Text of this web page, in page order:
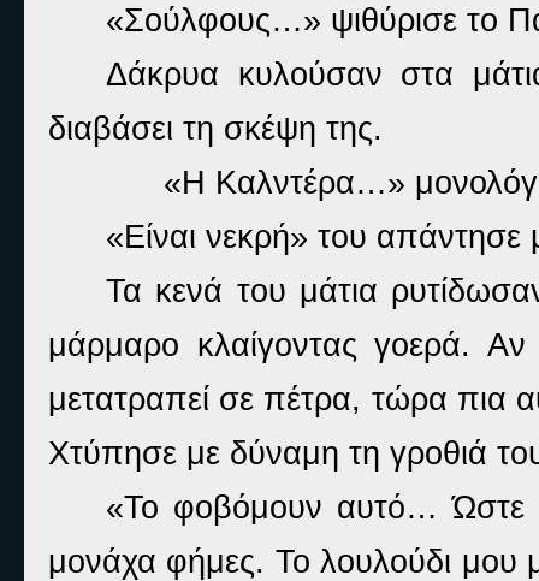
«Σούλφους…» ψιθύρισε το
Δάκρυα κυλούσαν στα
διαβάσει τη σκέψη της.
«Η Καλντέρα…»
«Είναι νεκρή» του
Τα κενά του μάτια
μάρμαρο κλαίγοντας γοερά. Αν
μετατραπεί σε πέτρα, τώρα πια
Χτύπησε με δύναμη τη γροθιά
«Το φοβόμουν αυτό… Ώστε
μονάχα φήμες. Το λουλούδι μου